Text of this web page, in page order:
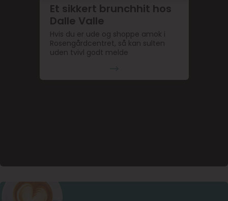
Et sikkert brunchhit hos
Dalle Valle
Hvis du er ude og shoppe amok i
Rosengårdcentret, så kan sulten
uden tvivl godt melde